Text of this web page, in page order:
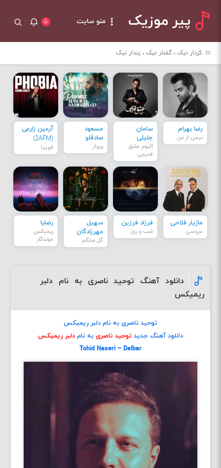
پیر موزیک منو سایت ۵
کردار نیک ، گفتار نیک ، پندار نیک
رضا بهرام
نیمی از من
سامان
جلیلی
آلبوم عشق
قدیمی
مسعود
صادقلو
پرواز
آرمین زارعی
(2AFM)
فوبیا
مازیار فلاحی
عروسی
فرزاد فرزین
شب و روز
سهیل
مهرزادگان
گل سنگم
رضایا
ریمیکس
موندگار
دانلود آهنگ توحید ناصری به نام دلبر
ریمیکس
توحید ناصری به نام دلبر ریمیکس
دانلود آهنگ جدید توحید ناصری به نام دلبر ریمیکس
Tohid Naseri – Delbar